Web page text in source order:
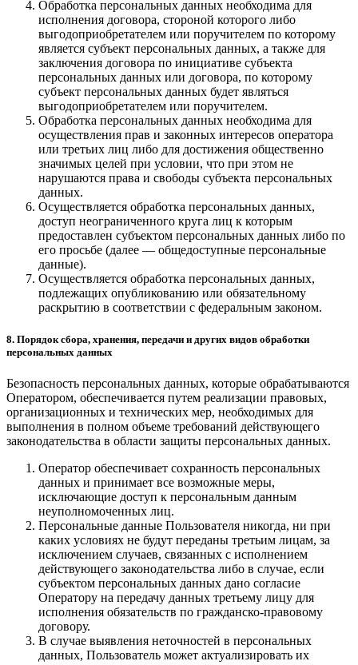
Обработка персональных данных необходима для
исполнения договора, стороной которого либо
выгодоприобретателем или поручителем по которому
является субъект персональных данных, а также для
заключения договора по инициативе субъекта
персональных данных или договора, по которому
субъект персональных данных будет являться
выгодоприобретателем или поручителем.
Обработка персональных данных необходима для
осуществления прав и законных интересов оператора
или третьих лиц либо для достижения общественно
значимых целей при условии, что при этом не
нарушаются права и свободы субъекта персональных
данных.
Осуществляется обработка персональных данных,
доступ неограниченного круга лиц к которым
предоставлен субъектом персональных данных либо по
его просьбе (далее — общедоступные персональные
данные).
Осуществляется обработка персональных данных,
подлежащих опубликованию или обязательному
раскрытию в соответствии с федеральным законом.
8. Порядок сбора, хранения, передачи и других видов обработки
персональных данных
Безопасность персональных данных, которые обрабатываются
Оператором, обеспечивается путем реализации правовых,
организационных и технических мер, необходимых для
выполнения в полном объеме требований действующего
законодательства в области защиты персональных данных.
Оператор обеспечивает сохранность персональных
данных и принимает все возможные меры,
исключающие доступ к персональным данным
неуполномоченных лиц.
Персональные данные Пользователя никогда, ни при
каких условиях не будут переданы третьим лицам, за
исключением случаев, связанных с исполнением
действующего законодательства либо в случае, если
субъектом персональных данных дано согласие
Оператору на передачу данных третьему лицу для
исполнения обязательств по гражданско-правовому
договору.
В случае выявления неточностей в персональных
данных, Пользователь может актуализировать их